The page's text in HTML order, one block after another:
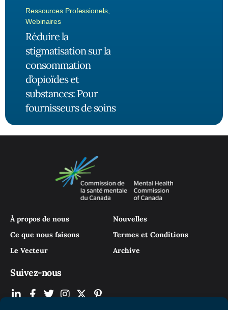
Ressources Professionels,
Webinaires
Réduire la
stigmatisation sur la
consommation
d’opioïdes et
substances: Pour
fournisseurs de soins
À propos de nous
Ce que nous faisons
Le Vecteur
Nouvelles
Termes et Conditions
Archive
Suivez-nous